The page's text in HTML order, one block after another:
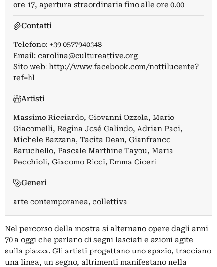
ore 17, apertura straordinaria fino alle ore 0.00
Contatti
Telefono: +39 0577940348
Email: carolina@cultureattive.org
Sito web: http://www.facebook.com/nottilucente?
ref=hl
Artisti
Massimo Ricciardo, Giovanni Ozzola, Mario
Giacomelli, Regina José Galindo, Adrian Paci,
Michele Bazzana, Tacita Dean, Gianfranco
Baruchello, Pascale Marthine Tayou, Maria
Pecchioli, Giacomo Ricci, Emma Ciceri
Generi
arte contemporanea, collettiva
Nel percorso della mostra si alternano opere dagli anni
70 a oggi che parlano di segni lasciati e azioni agite
sulla piazza. Gli artisti progettano uno spazio, tracciano
una linea, un segno, altrimenti manifestano nella